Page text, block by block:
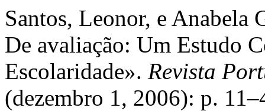
Santos, Leonor, e Anabela
De avaliação: Um Estudo
Escolaridade». Revista
(dezembro 1, 2006): p.